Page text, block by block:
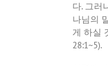
다. 그러
나님의
게 하실
28:1~5).